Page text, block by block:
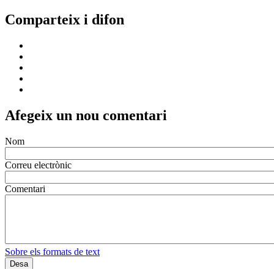
Comparteix i difon
Afegeix un nou comentari
Nom
Correu electrònic
Comentari
Sobre els formats de text